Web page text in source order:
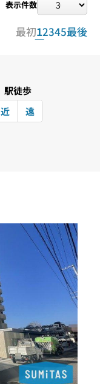
表示件数
最初12345最後
駅徒歩
近
遠